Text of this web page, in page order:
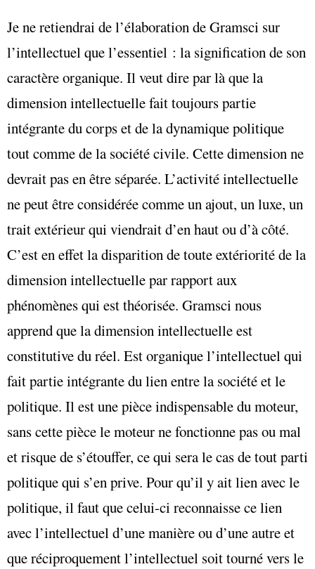
Je ne retiendrai de l’élaboration de Gramsci sur
l’intellectuel que l’essentiel : la signification de son
caractère organique. Il veut dire par là que la
dimension intellectuelle fait toujours partie
intégrante du corps et de la dynamique politique
tout comme de la société civile. Cette dimension ne
devrait pas en être séparée. L’activité intellectuelle
ne peut être considérée comme un ajout, un luxe, un
trait extérieur qui viendrait d’en haut ou d’à côté.
C’est en effet la disparition de toute extériorité de la
dimension intellectuelle par rapport aux
phénomènes qui est théorisée. Gramsci nous
apprend que la dimension intellectuelle est
constitutive du réel. Est organique l’intellectuel qui
fait partie intégrante du lien entre la société et le
politique. Il est une pièce indispensable du moteur,
sans cette pièce le moteur ne fonctionne pas ou mal
et risque de s’étouffer, ce qui sera le cas de tout parti
politique qui s’en prive. Pour qu’il y ait lien avec le
politique, il faut que celui-ci reconnaisse ce lien
avec l’intellectuel d’une manière ou d’une autre et
que réciproquement l’intellectuel soit tourné vers le